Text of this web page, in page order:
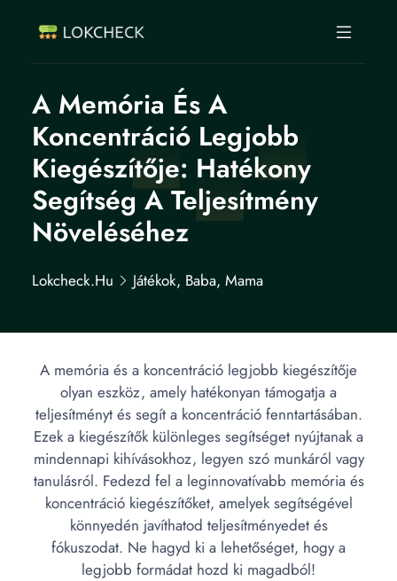
A Memória És A
Koncentráció Legjobb
Kiegészítője: Hatékony
Segítség A Teljesítmény
Növeléséhez
Lokcheck.hu Játékok, Baba, Mama
A memória és a koncentráció legjobb kiegészítője
olyan eszköz, amely hatékonyan támogatja a
teljesítményt és segít a koncentráció fenntartásában.
Ezek a kiegészítők különleges segítséget nyújtanak a
mindennapi kihívásokhoz, legyen szó munkáról vagy
tanulásról. Fedezd fel a leginnovatívabb memória és
koncentráció kiegészítőket, amelyek segítségével
könnyedén javíthatod teljesítményedet és
fókuszodat. Ne hagyd ki a lehetőséget, hogy a
legjobb formádat hozd ki magadból!